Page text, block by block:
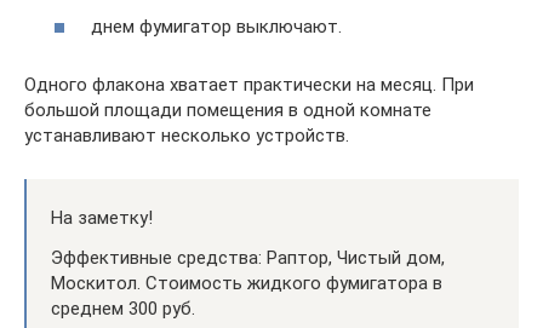
днем фумигатор выключают.
Одного флакона хватает практически на месяц. При
большой площади помещения в одной комнате
устанавливают несколько устройств.
На заметку!
Эффективные средства: Раптор, Чистый дом,
Москитол. Стоимость жидкого фумигатора в
среднем 300 руб.